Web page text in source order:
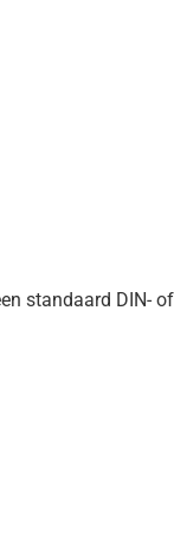
standaard DIN- of